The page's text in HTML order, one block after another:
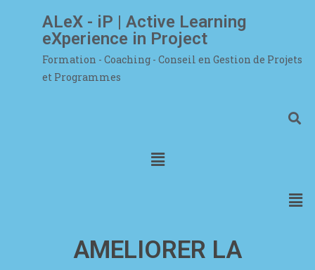
ALeX - iP | Active Learning
eXperience in Project
Formation - Coaching - Conseil en Gestion de Projets
et Programmes
AMELIORER LA